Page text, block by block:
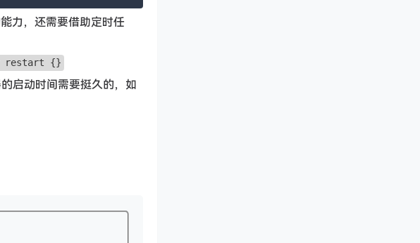
力，还需要借助定时任
restart {}
启动时间需要挺久的，如